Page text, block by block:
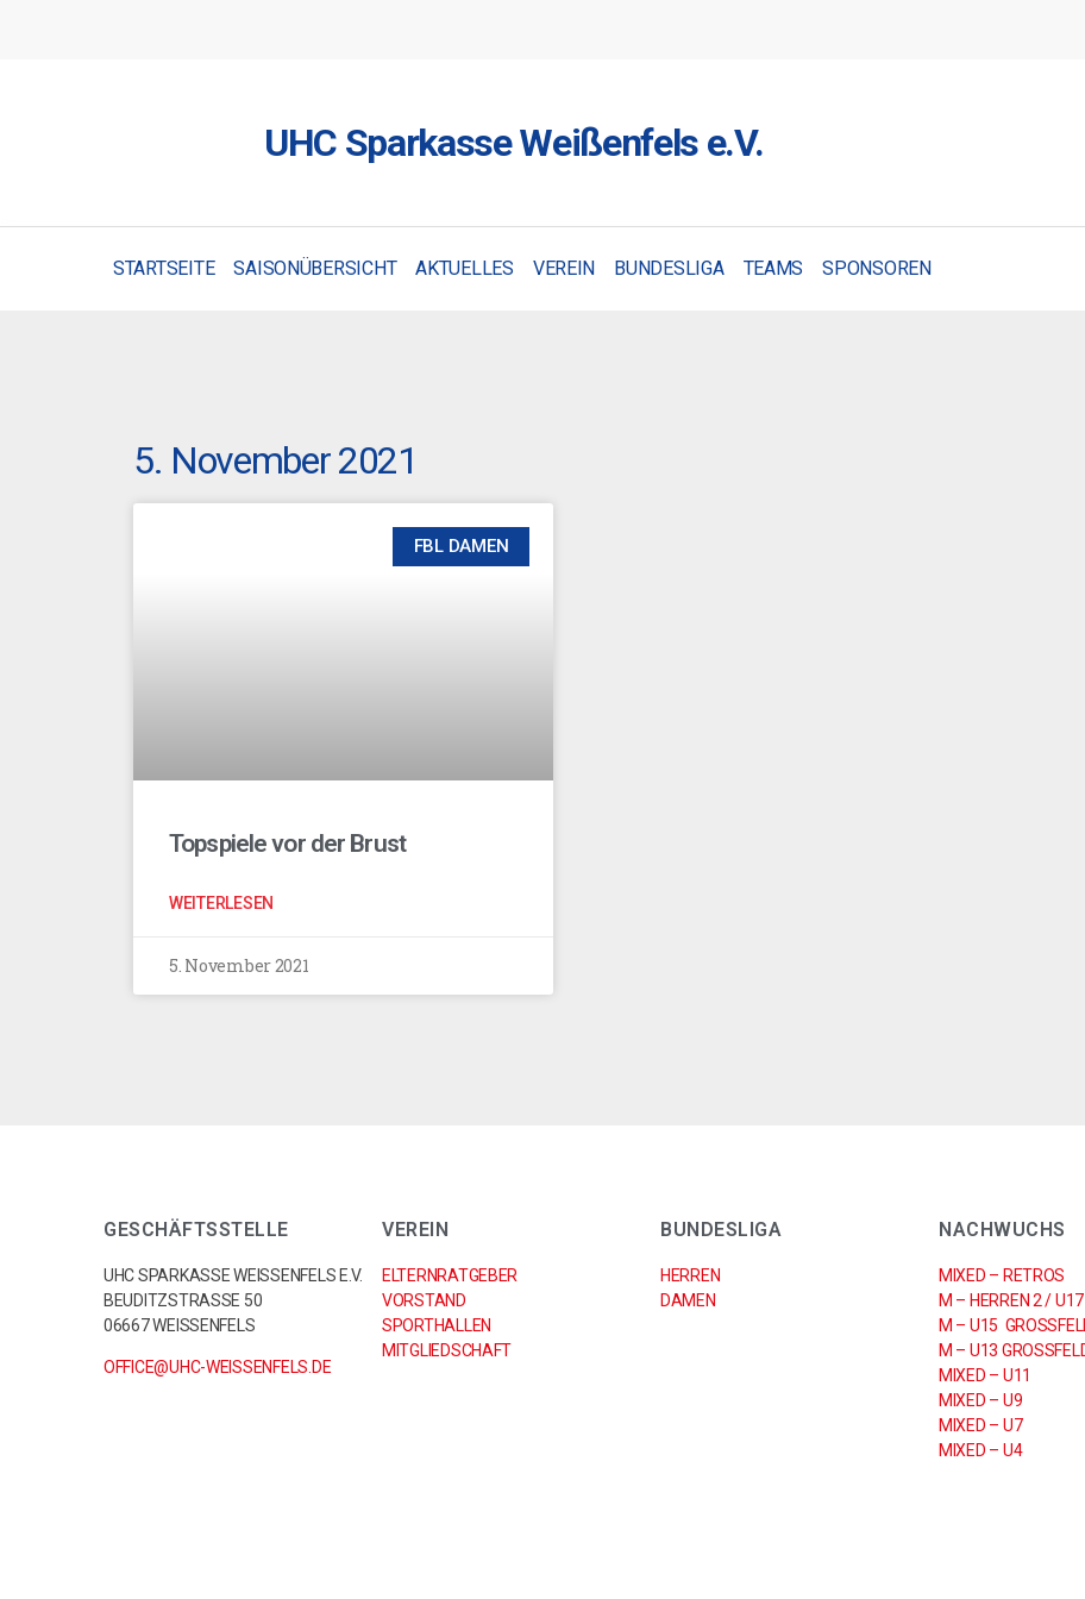
UHC Sparkasse Weißenfels e.V.
STARTSEITE SAISONÜBERSICHT AKTUELLES VEREIN BUNDESLIGA TEAMS SPONSOREN
5. November 2021
FBL DAMEN
Topspiele vor der Brust
WEITERLESEN
5. November 2021
GESCHÄFTSSTELLE
UHC SPARKASSE WEISSENFELS E.V.
BEUDITZSTRASSE 50
06667 WEISSENFELS
OFFICE@UHC-WEISSENFELS.DE
VEREIN
ELTERNRATGEBER
VORSTAND
SPORTHALLEN
MITGLIEDSCHAFT
BUNDESLIGA
HERREN
DAMEN
NACHWUCHS
MIXED – RETROS
M – HERREN 2 / U17
M – U15 GROSSFELD
M – U13 GROSSFELD
MIXED – U11
MIXED – U9
MIXED – U7
MIXED – U4